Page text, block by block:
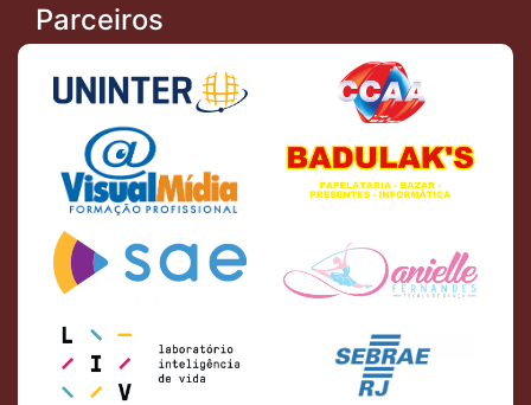
Parceiros